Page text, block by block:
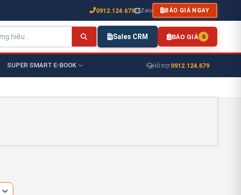
0912.124.679 Zalo BÁO GIÁ NGAY
Sales CRM BÁO GIÁ 0
SUPER SMART E-BOOK Hỗ trợ:0912.124.679